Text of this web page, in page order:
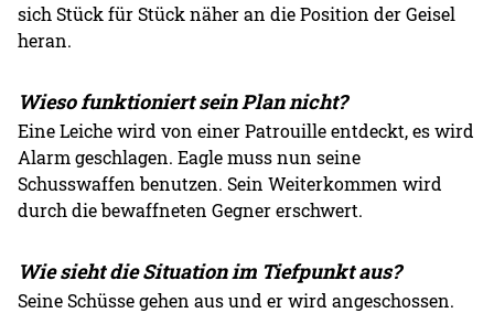
sich Stück für Stück näher an die Position der Geisel
heran.
Wieso funktioniert sein Plan nicht?
Eine Leiche wird von einer Patrouille entdeckt, es wird
Alarm geschlagen. Eagle muss nun seine
Schusswaffen benutzen. Sein Weiterkommen wird
durch die bewaffneten Gegner erschwert.
Wie sieht die Situation im Tiefpunkt aus?
Seine Schüsse gehen aus und er wird angeschossen.